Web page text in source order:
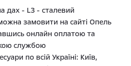
дах - L3 - сталевий
замовити на сайті Опель
онлайн оплатою та
службою
по всій Україні: Київ,